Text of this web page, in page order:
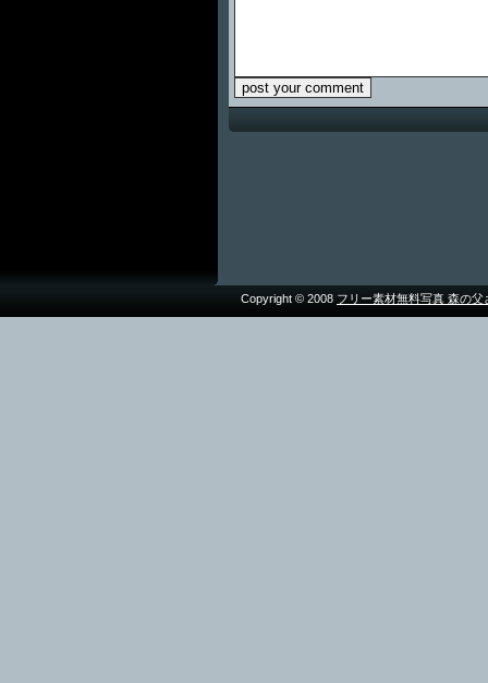
Copyright © 2008 フリー素材無料写真 森の父